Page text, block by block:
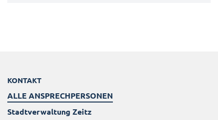
KONTAKT
ALLE ANSPRECHPERSONEN
Stadtverwaltung Zeitz